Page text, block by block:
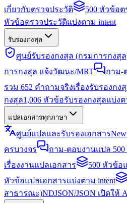
เกี่ยวกับตรวจประวัติ
500 หัวข้อ
หัวข้อตรวจประวัติแบ่งตาม intent
รับรองกงสุล
ศูนย์รับรองกงสุล (กรมการกงสุ
การกงสุล แจ้งวัฒนะ/MRT
ถาม-
รวม 652 คำถามจริงเรื่องรับรองกง
กงสุล1,006 หัวข้อรับรองกงสุลแบ่งต
แปลเอกสารทุกภาษา
ศูนย์แปลและรับรองเอกสารNew
ครบวงจร
ถาม-ตอบงานแปล 500
เรื่องงานแปลเอกสาร
500 หัวข้อ
หัวข้อแปลเอกสารแบ่งตาม intent
สาธารณะ)NDJSON/JSON เปิดใ